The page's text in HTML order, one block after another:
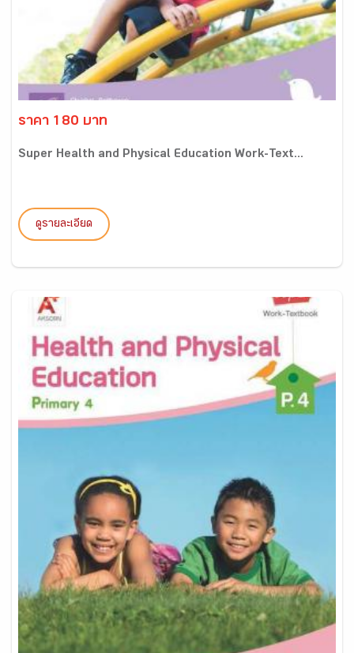
ราคา 180 บาท
Super Health and Physical Education Work-Text...
ดูรายละเอียด